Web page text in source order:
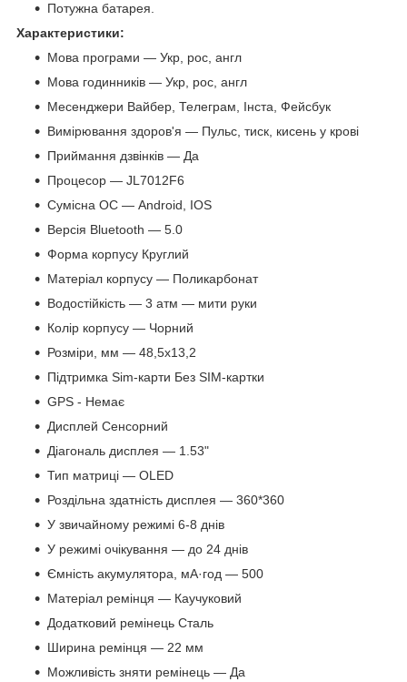
Потужна батарея.
Характеристики:
Мова програми — Укр, рос, англ
Мова годинників — Укр, рос, англ
Месенджери Вайбер, Телеграм, Інста, Фейсбук
Вимірювання здоров'я — Пульс, тиск, кисень у крові
Приймання дзвінків — Да
Процесор — JL7012F6
Сумісна ОС — Android, IOS
Версія Bluetooth — 5.0
Форма корпусу Круглий
Матеріал корпусу — Поликарбонат
Водостійкість — 3 атм — мити руки
Колір корпусу — Чорний
Розміри, мм — 48,5х13,2
Підтримка Sim-карти Без SIM-картки
GPS - Немає
Дисплей Сенсорний
Діагональ дисплея — 1.53"
Тип матриці — OLED
Роздільна здатність дисплея — 360*360
У звичайному режимі 6-8 днів
У режимі очікування — до 24 днів
Ємність акумулятора, мА·год — 500
Матеріал ремінця — Каучуковий
Додатковий ремінець Сталь
Ширина ремінця — 22 мм
Можливість зняти ремінець — Да